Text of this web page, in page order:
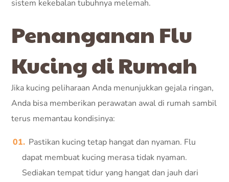
sistem kekebalan tubuhnya melemah.
Penanganan Flu
Kucing di Rumah
Jika kucing peliharaan Anda menunjukkan gejala ringan,
Anda bisa memberikan perawatan awal di rumah sambil
terus memantau kondisinya:
Pastikan kucing tetap hangat dan nyaman. Flu
dapat membuat kucing merasa tidak nyaman.
Sediakan tempat tidur yang hangat dan jauh dari